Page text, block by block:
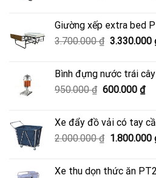
4.500.000
Giường xếp extra bed
3.700.000₫ Giá
3.700.000
3.330.000
Bình đựng nước trái
950.000₫ Giá
950.000 ₫.
600.000 ₫Giá
là:
Xe đẩy đồ vải có tay
2.000.000₫ Giá
1.800.000
Xe thu dọn thức ăn